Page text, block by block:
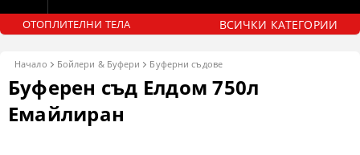
ОТОПЛИТЕЛНИ ТЕЛА ВСИЧКИ КАТЕГОРИИ
Начало Бойлери & Буфери Буферни съдове
Буферен съд Елдом 750л
Емайлиран